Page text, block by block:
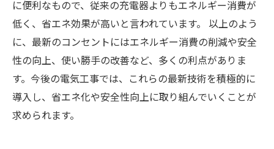
に便利なもので、従来の充電器よりもエネルギー消費が
低く、省エネ効果が高いと言われています。 以上のよう
に、最新のコンセントにはエネルギー消費の削減や安全
性の向上、使い勝手の改善など、多くの利点がありま
す。今後の電気工事では、これらの最新技術を積極的に
導入し、省エネ化や安全性向上に取り組んでいくことが
求められます。